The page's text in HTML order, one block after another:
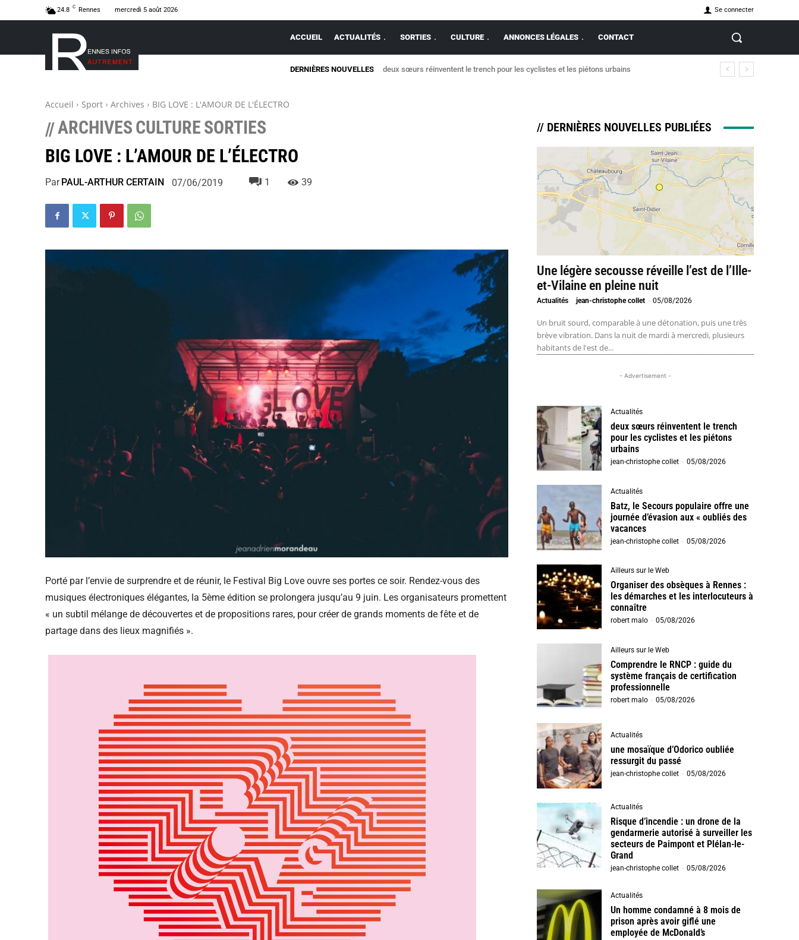
24.8 C Rennes mercredi 5 août 2026 Se connecter
ACCUEIL ACTUALITÉS SORTIES CULTURE ANNONCES LÉGALES CONTACT
DERNIÈRES NOUVELLES deux sœurs réinventent le trench pour les cyclistes et les piétons urbains
Accueil Sport Archives BIG LOVE : L'AMOUR DE L'ÉLECTRO
//ARCHIVES CULTURE SORTIES
BIG LOVE : L’AMOUR DE L’ÉLECTRO
Par PAUL-ARTHUR CERTAIN 07/06/2019 1 39
Porté par l’envie de surprendre et de réunir, le Festival Big Love ouvre ses portes ce soir. Rendez-vous des
musiques électroniques élégantes, la 5ème édition se prolongera jusqu’au 9 juin. Les organisateurs promettent
« un subtil mélange de découvertes et de propositions rares, pour créer de grands moments de fête et de
partage dans des lieux magnifiés ».
// DERNIÈRES NOUVELLES PUBLIÉES
Une légère secousse réveille l’est de l’Ille-
et-Vilaine en pleine nuit
Actualités jean-christophe collet - 05/08/2026
Un bruit sourd, comparable à une détonation, puis une très
brève vibration. Dans la nuit de mardi à mercredi, plusieurs
habitants de l'est de...
- Advertisement -
Actualités
deux sœurs réinventent le trench
pour les cyclistes et les piétons
urbains
jean-christophe collet - 05/08/2026
Actualités
Batz, le Secours populaire offre une
journée d’évasion aux « oubliés des
vacances
jean-christophe collet - 05/08/2026
Ailleurs sur le Web
Organiser des obsèques à Rennes :
les démarches et les interlocuteurs à
connaître
robert malo - 05/08/2026
Ailleurs sur le Web
Comprendre le RNCP : guide du
système français de certification
professionnelle
robert malo - 05/08/2026
Actualités
une mosaïque d’Odorico oubliée
ressurgit du passé
jean-christophe collet - 05/08/2026
Actualités
Risque d’incendie : un drone de la
gendarmerie autorisé à surveiller les
secteurs de Paimpont et Plélan-le-
Grand
jean-christophe collet - 05/08/2026
Actualités
Un homme condamné à 8 mois de
prison après avoir giflé une
employée de McDonald’s